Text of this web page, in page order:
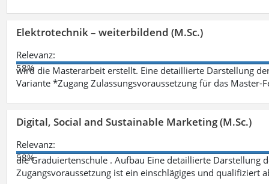
Elektrotechnik – weiterbildend (M.Sc.)
Relevanz:
58%
wird die Masterarbeit erstellt. Eine detaillierte Darstellung
Variante *Zugang Zulassungsvoraussetzung für das Master-
Digital, Social and Sustainable Marketing (M.Sc.)
Relevanz:
58%
die Graduiertenschule . Aufbau Eine detaillierte Darstellung
Zugangsvoraussetzung ist ein einschlägiges und qualifiziert